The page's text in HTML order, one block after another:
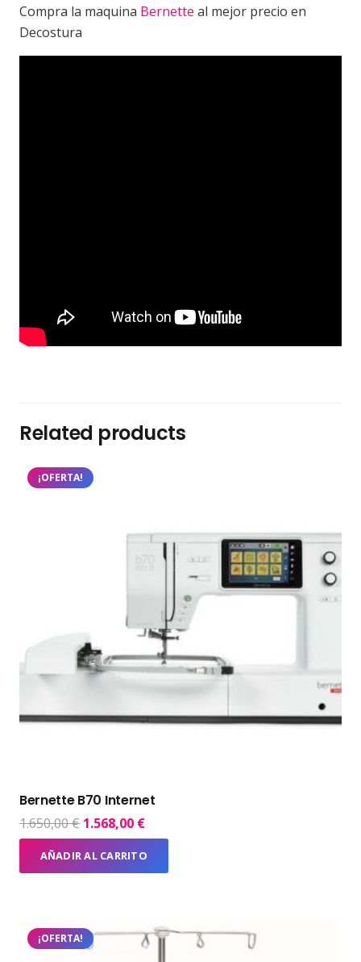
Compra la maquina Bernette al mejor precio en
Decostura
Related products
¡OFERTA!
Bernette B70 Internet
1.650,00€ El
precio
original
1.568,00 €El
precio
actual
AÑADIR AL CARRITO
¡OFERTA!